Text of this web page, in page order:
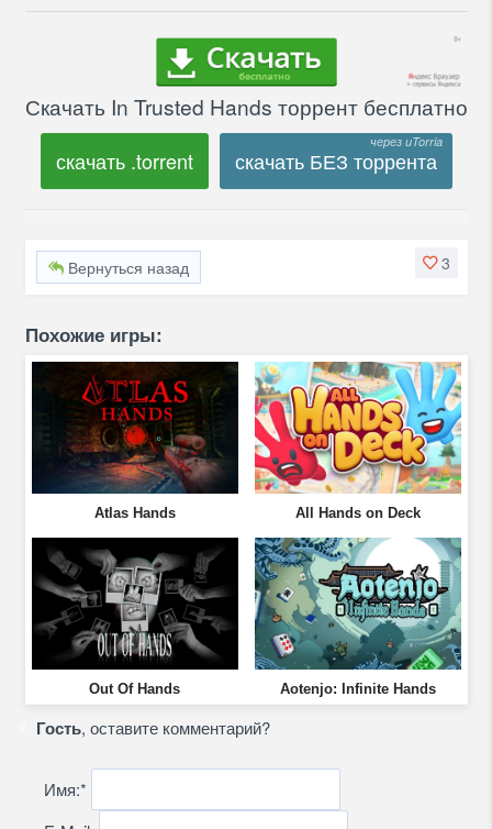
Скачать In Trusted Hands торрент бесплатно
скачать .torrent скачать БЕЗ торрента
3
Вернуться назад
Похожие игры:
Atlas Hands All Hands on Deck
Out Of Hands Aotenjo: Infinite Hands
Гость, оставите комментарий?
Имя:*